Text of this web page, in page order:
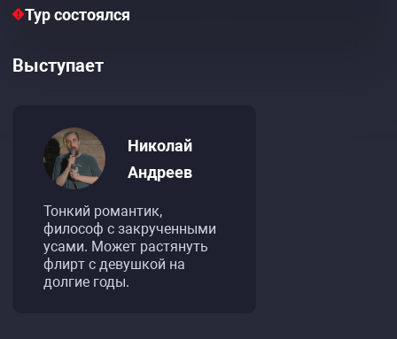
Тур состоялся
Выступает
Николай
Андреев
Тонкий романтик,
философ с закрученными
усами. Может растянуть
флирт с девушкой на
долгие годы.